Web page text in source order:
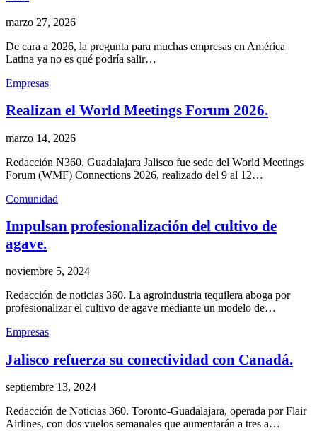
marzo 27, 2026
De cara a 2026, la pregunta para muchas empresas en América
Latina ya no es qué podría salir…
Empresas
Realizan el World Meetings Forum 2026.
marzo 14, 2026
Redacción N360. Guadalajara Jalisco fue sede del World Meetings
Forum (WMF) Connections 2026, realizado del 9 al 12…
Comunidad
Impulsan profesionalización del cultivo de
agave.
noviembre 5, 2024
Redacción de noticias 360. La agroindustria tequilera aboga por
profesionalizar el cultivo de agave mediante un modelo de…
Empresas
Jalisco refuerza su conectividad con Canadá.
septiembre 13, 2024
Redacción de Noticias 360. Toronto-Guadalajara, operada por Flair
Airlines, con dos vuelos semanales que aumentarán a tres a…